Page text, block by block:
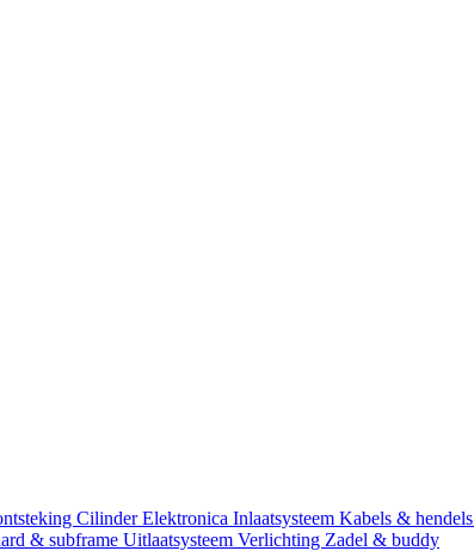
CilinderElektronica Inlaatsysteem Kabels & hendels
& subframe Uitlaatsysteem Verlichting Zadel & buddy